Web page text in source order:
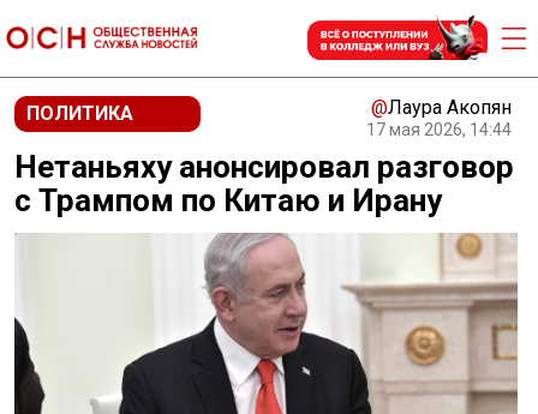
ПОЛИТИКА @Лаура Акопян
17 мая 2026, 14:44
Нетаньяху анонсировал разговор
с Трампом по Китаю и Ирану